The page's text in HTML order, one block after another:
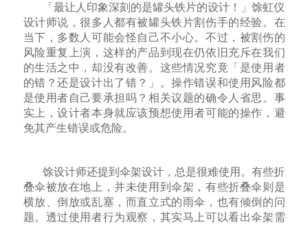
「最让人印象深刻的是罐头铁片的设计！」馀虹仪
设计师说，很多人都有被罐头铁片割伤手的经验。在
当下，多数人可能会怪自己不小心。不过，被割伤的
风险重复上演，这样的产品到现在仍依旧充斥在我们
的生活之中，却没有改善。这些情况究竟「是使用者
的错？还是设计出了错？」。操作错误和使用风险都
是使用者自己要承担吗？相关议题的确令人省思。事
实上，设计者本身就应该预想使用者可能的操作，避
免其产生错误或危险。
馀设计师还提到伞架设计，总是很难使用。有些折
叠伞被放在地上，并未使用到伞架，有些折叠伞则是
横放、倒放或乱塞，而直立式的雨伞，也有倾倒的问
题。透过使用者行为观察，其实马上可以看出伞架需